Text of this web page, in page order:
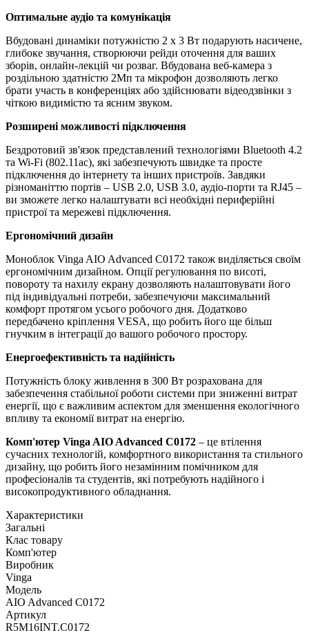
Оптимальне аудіо та комунікація
Вбудовані динаміки потужністю 2 х 3 Вт подарують насичене,
глибоке звучання, створюючи рейди оточення для ваших
зборів, онлайн-лекцій чи розваг. Вбудована веб-камера з
роздільною здатністю 2Мп та мікрофон дозволяють легко
брати участь в конференціях або здійснювати відеодзвінки з
чіткою видимістю та ясним звуком.
Розширені можливості підключення
Бездротовий зв'язок представлений технологіями Bluetooth 4.2
та Wi-Fi (802.11ac), які забезпечують швидке та просте
підключення до інтернету та інших пристроїв. Завдяки
різноманіттю портів – USB 2.0, USB 3.0, аудіо-порти та RJ45 –
ви зможете легко налаштувати всі необхідні периферійні
пристрої та мережеві підключення.
Ергономічний дизайн
Моноблок Vinga AIO Advanced C0172 також виділяється своїм
ергономічним дизайном. Опції регулювання по висоті,
повороту та нахилу екрану дозволяють налаштовувати його
під індивідуальні потреби, забезпечуючи максимальний
комфорт протягом усього робочого дня. Додатково
передбачено кріплення VESA, що робить його ще більш
гнучким в інтеграції до вашого робочого простору.
Енергоефективність та надійність
Потужність блоку живлення в 300 Вт розрахована для
забезпечення стабільної роботи системи при зниженні витрат
енергії, що є важливим аспектом для зменшення екологічного
впливу та економії витрат на енергію.
Комп'ютер Vinga AIO Advanced C0172 – це втілення
сучасних технологій, комфортного використання та стильного
дизайну, що робить його незамінним помічником для
професіоналів та студентів, які потребують надійного і
високопродуктивного обладнання.
Характеристики
Загальні
Клас товару
Комп'ютер
Виробник
Vinga
Модель
AIO Advanced C0172
Артикул
R5M16INT.C0172